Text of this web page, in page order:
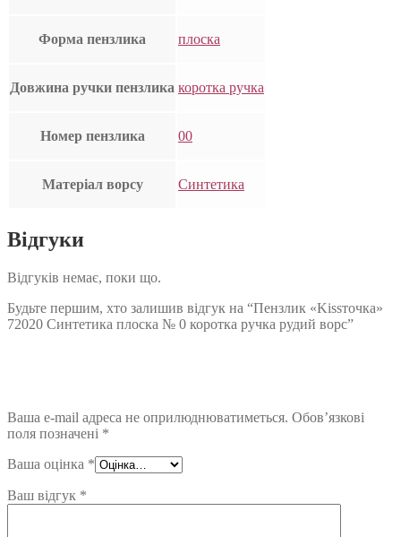
Форма пензлика плоска
Довжина ручки пензлика коротка ручка
Номер пензлика 00
Матеріал ворсу Синтетика
Відгуки
Відгуків немає, поки що.
Будьте першим, хто залишив відгук на “Пензлик «Kissточка»
72020 Синтетика плоска № 0 коротка ручка рудий ворс”
Ваша e-mail адреса не оприлюднюватиметься. Обов’язкові
поля позначені *
Ваша оцінка *
Ваш відгук *